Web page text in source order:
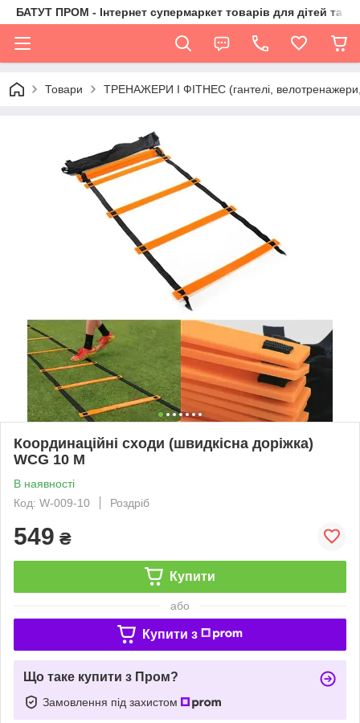
БАТУТ ПРОМ - Інтернет супермаркет товарів для дітей та їх
Товари ТРЕНАЖЕРИ І ФІТНЕС (гантелі, велотренажери,
Координаційні сходи (швидкісна доріжка)
WCG 10 М
В наявності
Код: W-009-10
Роздріб
549 ₴
Купити
або
Купити з
Що таке купити з Пром?
Замовлення під захистом